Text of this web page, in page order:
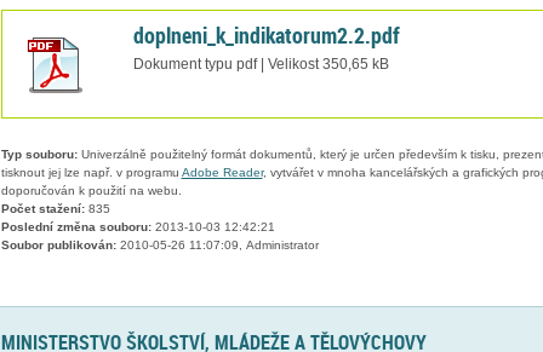
doplneni_k_indikatorum2.2.pdf
Dokument typu pdf | Velikost 350,65 kB
Typ souboru:Univerzálně použitelný formát dokumentů, který je určen především k tisku,
tisknout jej lze např. v programu Adobe Reader, vytvářet v mnoha kancelářských a grafických
doporučován k použití na webu.
Počet stažení:835
Poslední změna souboru:2013-10-03 12:42:21
Soubor publikován:2010-05-26 11:07:09, Administrator
MINISTERSTVO ŠKOLSTVÍ, MLÁDEŽE A TĚLOVÝCHOVY